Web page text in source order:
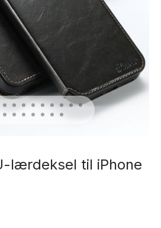
lærdeksel til iPhone